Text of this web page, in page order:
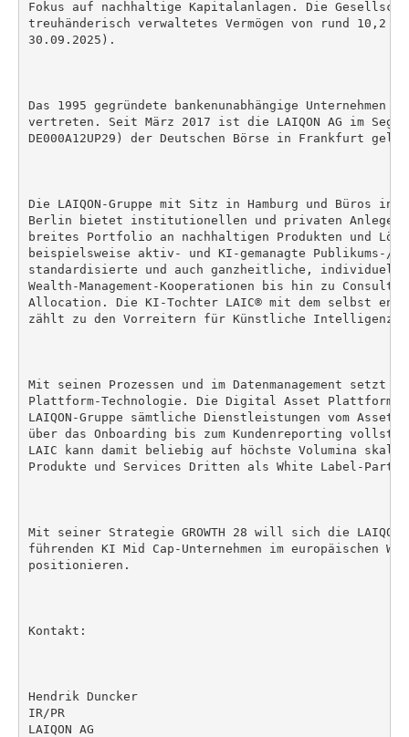
Fokus auf nachhaltige Kapitalanlagen. Die
treuhänderisch verwaltetes Vermögen von rund 10,2
30.09.2025).
Das 1995 gegründete bankenunabhängige
vertreten. Seit März 2017 ist die LAIQON AG im
DE000A12UP29) der Deutschen Börse in Frankfurt
Die LAIQON-Gruppe mit Sitz in Hamburg und Büros in
Berlin bietet institutionellen und privaten
breites Portfolio an nachhaltigen Produkten und
beispielsweise aktiv- und KI-gemanagte Publikums-/
standardisierte und auch ganzheitliche, individuelle
Wealth-Management-Kooperationen bis hin zu
Allocation. Die KI-Tochter LAIC® mit dem selbst
zählt zu den Vorreitern für Künstliche Intelligenz im
Mit seinen Prozessen und im Datenmanagement setzt
Plattform-Technologie. Die Digital Asset Plattform
LAIQON-Gruppe sämtliche Dienstleistungen vom Asset-
über das Onboarding bis zum Kundenreporting
LAIC kann damit beliebig auf höchste Volumina
Produkte und Services Dritten als White Label-
Mit seiner Strategie GROWTH 28 will sich die
führenden KI Mid Cap-Unternehmen im europäischen
positionieren.
Kontakt:
Hendrik Duncker
IR/PR
LAIQON AG